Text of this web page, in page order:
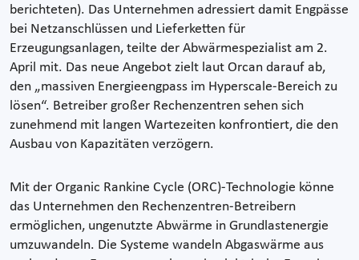
berichteten). Das Unternehmen adressiert damit Engpässe
bei Netzanschlüssen und Lieferketten für
Erzeugungsanlagen, teilte der Abwärmespezialist am 2.
April mit. Das neue Angebot zielt laut Orcan darauf ab,
den „massiven Energieengpass im Hyperscale-Bereich zu
lösen“. Betreiber großer Rechenzentren sehen sich
zunehmend mit langen Wartezeiten konfrontiert, die den
Ausbau von Kapazitäten verzögern.
Mit der Organic Rankine Cycle (ORC)-Technologie könne
das Unternehmen den Rechenzentren-Betreibern
ermöglichen, ungenutzte Abwärme in Grundlastenergie
umzuwandeln. Die Systeme wandeln Abgaswärme aus